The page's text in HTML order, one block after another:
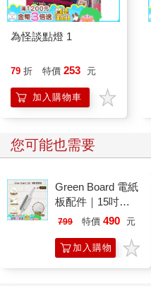
為怪談點燈 1
79 折 特價 253 元
加入購物車
您可能也需要
Green Board 電紙
板配件｜15吋
ECO專用 三合一
板 替換筆 板擦
799 特價 490 元
加入購物